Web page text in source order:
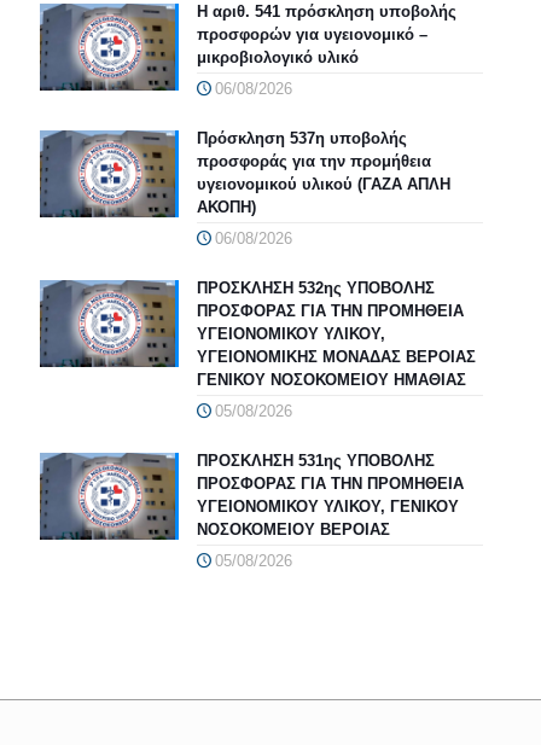
Η αριθ. 541 πρόσκληση υποβολής
προσφορών για υγειονομικό –
μικροβιολογικό υλικό
06/08/2026
Πρόσκληση 537η υποβολής
προσφοράς για την προμήθεια
υγειονομικού υλικού (ΓΑΖΑ ΑΠΛΗ
ΑΚΟΠΗ)
06/08/2026
ΠΡΟΣΚΛΗΣΗ 532ης ΥΠΟΒΟΛΗΣ
ΠΡΟΣΦΟΡΑΣ ΓΙΑ ΤΗΝ ΠΡΟΜΗΘΕΙΑ
ΥΓΕΙΟΝΟΜΙΚΟΥ ΥΛΙΚΟΥ,
ΥΓΕΙΟΝΟΜΙΚΗΣ ΜΟΝΑΔΑΣ ΒΕΡΟΙΑΣ
ΓΕΝΙΚΟΥ ΝΟΣΟΚΟΜΕΙΟΥ ΗΜΑΘΙΑΣ
05/08/2026
ΠΡΟΣΚΛΗΣΗ 531ης ΥΠΟΒΟΛΗΣ
ΠΡΟΣΦΟΡΑΣ ΓΙΑ ΤΗΝ ΠΡΟΜΗΘΕΙΑ
ΥΓΕΙΟΝΟΜΙΚΟΥ ΥΛΙΚΟΥ, ΓΕΝΙΚΟΥ
ΝΟΣΟΚΟΜΕΙΟΥ ΒΕΡΟΙΑΣ
05/08/2026